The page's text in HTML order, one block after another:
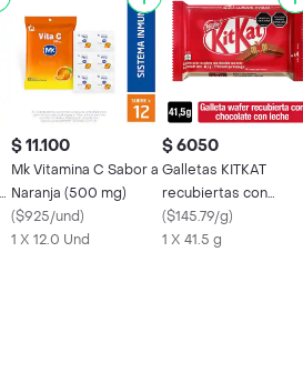
$ 11.100
Mk Vitamina C Sabor a
Naranja (500 mg)
($925/und)
1 X 12.0 Und
$ 6050
Galletas KITKAT
recubiertas con
chocolate con leche x
41,5g
($145.79/g)
1 X 41.5 g